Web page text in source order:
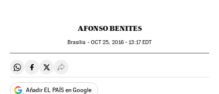
AFONSO BENITES
Brasília - OCT25, 2016 - 13:17EDT
Compartir en Whatsapp
Compartir en Facebook
Compartir en Twitter
Desplegar Redes Sociales
Añadir EL PAÍS en Google